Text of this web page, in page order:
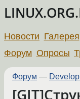
Новости Галерея
Форум Опросы
Форум —